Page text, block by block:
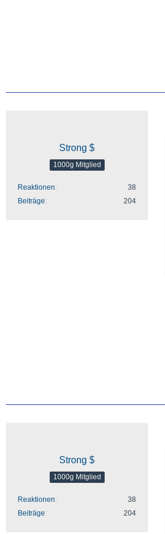
Strong $
1000g Mitglied
Reaktionen
38
Beiträge
204
Strong $
1000g Mitglied
Reaktionen
38
Beiträge
204